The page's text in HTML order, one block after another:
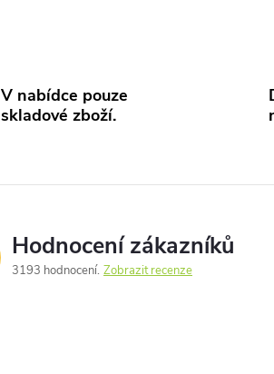
V nabídce pouze
skladové zboží.
Hodnocení zákazníků
3193 hodnocení Zobrazit recenze